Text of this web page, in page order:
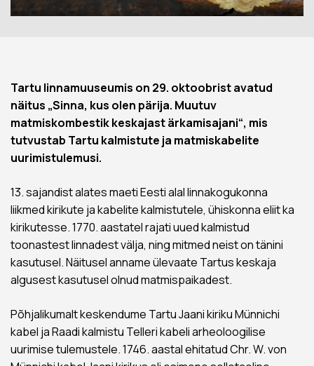
Tartu linnamuuseumis on 29. oktoobrist avatud
näitus „Sinna, kus olen pärija. Muutuv
matmiskombestik keskajast ärkamisajani“, mis
tutvustab Tartu kalmistute ja matmiskabelite
uurimistulemusi.
13. sajandist alates maeti Eesti alal linnakogukonna
liikmed kirikute ja kabelite kalmistutele, ühiskonna eliit ka
kirikutesse. 1770. aastatel rajati uued kalmistud
toonastest linnadest välja, ning mitmed neist on tänini
kasutusel. Näitusel anname ülevaate Tartus keskaja
algusest kasutusel olnud matmispaikadest.
Põhjalikumalt keskendume Tartu Jaani kiriku Münnichi
kabel ja Raadi kalmistu Telleri kabeli arheoloogilise
uurimise tulemustele. 1746. aastal ehitatud Chr. W. von